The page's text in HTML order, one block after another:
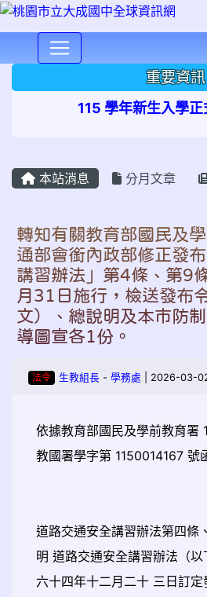
重要資訊
115 學年新生入學
本站消息 分月文章
轉知有關教育部國民及
通部會銜內政部修正發
講習辦法」第4條、第9
月31日施行，檢送發布
文）、總說明及本市防
導圖宣各1份。
法令 生教組長- 學務處 | 2026-03-
依據教育部國民及學前教育署
教國署學字第 1150014167 號
道路交通安全講習辦法第四條
明 道路交通安全講習辦法（
六十四年十二月二十 三日訂